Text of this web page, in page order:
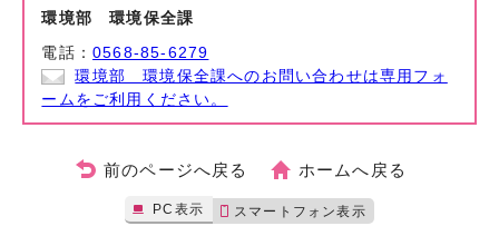
環境部 環境保全課
電話：0568-85-6279
環境部 環境保全課へのお問い合わせは専用フォ
ームをご利用ください。
前のページへ戻る ホームへ戻る
PC表示 スマートフォン表示